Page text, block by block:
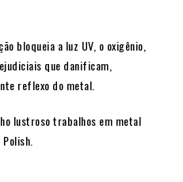
bloqueia a luz UV, o oxigênio,
que danificam,
reflexo do metal.
lustroso trabalhos em metal